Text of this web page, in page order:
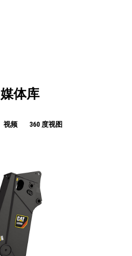
媒体库
视频 360 度视图